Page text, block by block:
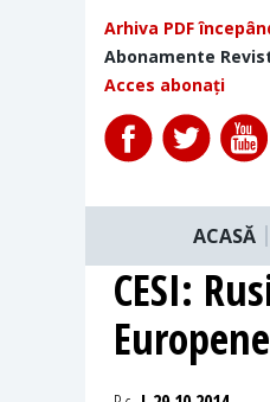
Arhiva PDF
Abonamente
Acces abonați
ACASĂ
CESI: